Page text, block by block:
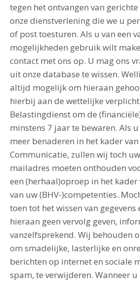
tegen het ontvangen van
onze dienstverlening die we u
of post toesturen. Als u van een
mogelijkheden gebruik wilt
contact met ons op. U mag ons
uit onze database te wissen.
altijd mogelijk om hieraan
hierbij aan de wettelijke
Belastingdienst om de
minstens 7 jaar te bewaren. Als
meer benaderen in het kader
Communicatie, zullen wij toch
mailadres moeten onthouden
een (herhaal)oproep in het
van uw (BHV-)competenties.
toen tot het wissen van gegevens
hieraan geen vervolg geven,
vanzelfsprekend. Wij behouden
om smadelijke, lasterlijke en
berichten op internet en sociale
spam, te verwijderen. Wanneer